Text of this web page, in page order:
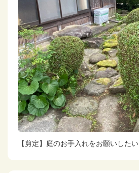
【剪定】庭のお手入れをお願いしたい